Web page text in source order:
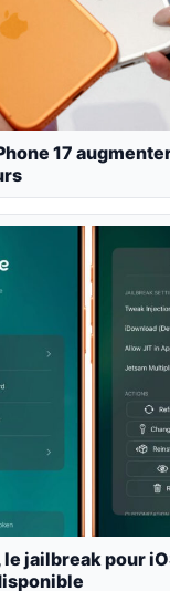
17
le jailbreak pour